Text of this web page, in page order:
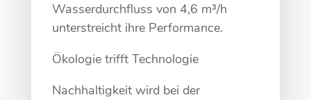
Wasserdurchfluss von 4,6 m³/h
unterstreicht ihre Performance.
Ökologie trifft Technologie
Nachhaltigkeit wird bei der